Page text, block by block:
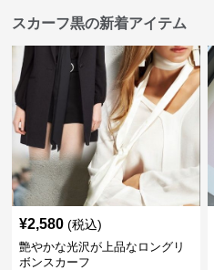
スカーフ黒の新着アイテム
¥2,580 (税込)
艶やかな光沢が上品なロングリ
ボンスカーフ